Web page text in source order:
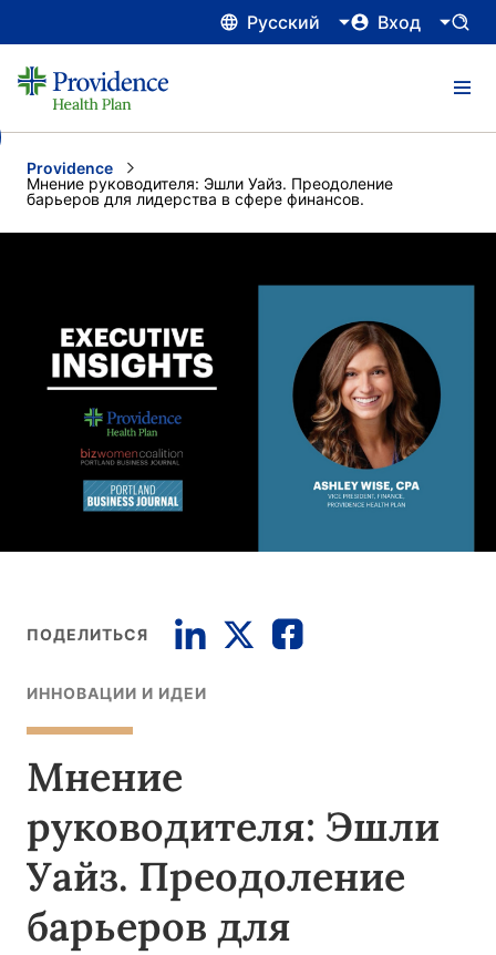
Русский Вход
Providence
Current:
Мнение руководителя: Эшли Уайз. Преодоление
барьеров для лидерства в сфере финансов.
ПОДЕЛИТЬСЯ
ИННОВАЦИИ И ИДЕИ
Мнение
руководителя: Эшли
Уайз. Преодоление
барьеров для